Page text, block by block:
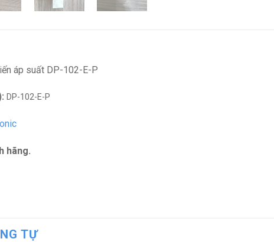
áp suất DP-102-E-P
DP-102-E-P
hãng.
TỰ